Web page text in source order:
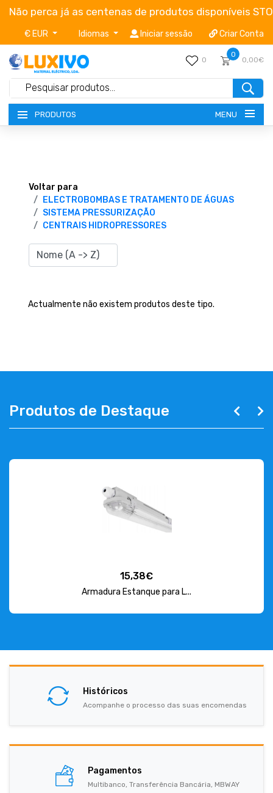
Não perca já as centenas de produtos disponíveis
€ EUR Idiomas Iniciar sessão Criar Conta
0
0
0,00€
PRODUTOS MENU
TERMOS E CONDIÇÕES
CATÁLOGOS
CAMPANHAS
CONTACTOS
Voltar para
ELECTROBOMBAS E TRATAMENTO DE ÁGUAS
SISTEMA PRESSURIZAÇÃO
CENTRAIS HIDROPRESSORES
Actualmente não existem produtos deste tipo.
Produtos de Destaque
15,38€
Armadura Estanque para L...
Históricos
Acompanhe o processo das suas encomendas
Pagamentos
Multibanco, Transferência Bancária, MBWAY